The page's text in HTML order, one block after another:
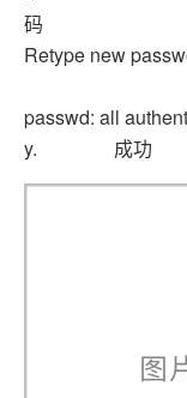
码
Retype new
在输
passwd: all
y. 成功